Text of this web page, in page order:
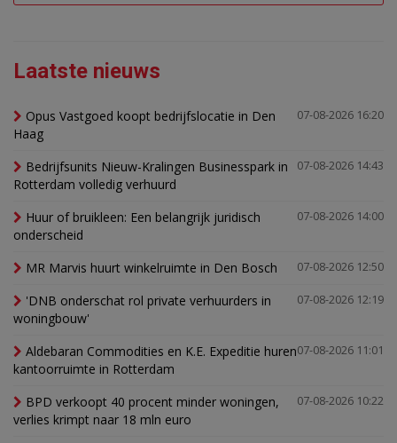
Laatste nieuws
07-08-2026 16:20
Opus Vastgoed koopt bedrijfslocatie in Den
Haag
07-08-2026 14:43
Bedrijfsunits Nieuw-Kralingen Businesspark in
Rotterdam volledig verhuurd
07-08-2026 14:00
Huur of bruikleen: Een belangrijk juridisch
onderscheid
07-08-2026 12:50
MR Marvis huurt winkelruimte in Den Bosch
07-08-2026 12:19
'DNB onderschat rol private verhuurders in
woningbouw'
07-08-2026 11:01
Aldebaran Commodities en K.E. Expeditie huren
kantoorruimte in Rotterdam
07-08-2026 10:22
BPD verkoopt 40 procent minder woningen,
verlies krimpt naar 18 mln euro